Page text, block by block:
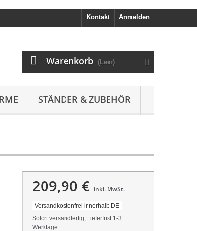
Anmelden
Kontakt
Warenkorb (Leer)
STÄNDER & ZUBEHÖR
209,90 € inkl. MwSt.
Versandkostenfrei innerhalb DE
Sofort versandfertig, Lieferfrist 1-3
Werktage